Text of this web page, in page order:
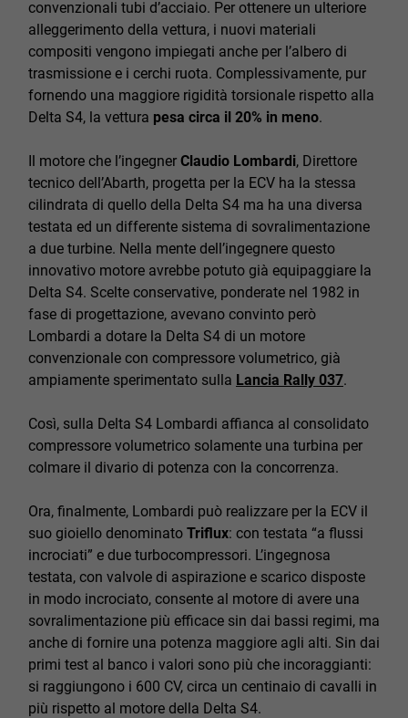
convenzionali tubi d’acciaio. Per ottenere un ulteriore
alleggerimento della vettura, i nuovi materiali
compositi vengono impiegati anche per l’albero di
trasmissione e i cerchi ruota. Complessivamente, pur
fornendo una maggiore rigidità torsionale rispetto alla
Delta S4, la vettura pesa circa il 20% in meno.
Il motore che l’ingegner Claudio Lombardi, Direttore
tecnico dell’Abarth, progetta per la ECV ha la stessa
cilindrata di quello della Delta S4 ma ha una diversa
testata ed un differente sistema di sovralimentazione
a due turbine. Nella mente dell’ingegnere questo
innovativo motore avrebbe potuto già equipaggiare la
Delta S4. Scelte conservative, ponderate nel 1982 in
fase di progettazione, avevano convinto però
Lombardi a dotare la Delta S4 di un motore
convenzionale con compressore volumetrico, già
ampiamente sperimentato sulla Lancia Rally 037.
Così, sulla Delta S4 Lombardi affianca al consolidato
compressore volumetrico solamente una turbina per
colmare il divario di potenza con la concorrenza.
Ora, finalmente, Lombardi può realizzare per la ECV il
suo gioiello denominato Triflux: con testata “a flussi
incrociati” e due turbocompressori. L’ingegnosa
testata, con valvole di aspirazione e scarico disposte
in modo incrociato, consente al motore di avere una
sovralimentazione più efficace sin dai bassi regimi, ma
anche di fornire una potenza maggiore agli alti. Sin dai
primi test al banco i valori sono più che incoraggianti:
si raggiungono i 600 CV, circa un centinaio di cavalli in
più rispetto al motore della Delta S4.